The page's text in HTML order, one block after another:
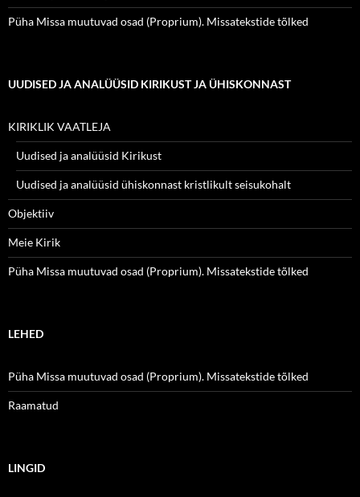
Püha Missa muutuvad osad (Proprium). Missatekstide tõlked
UUDISED JA ANALÜÜSID KIRIKUST JA ÜHISKONNAST
KIRIKLIK VAATLEJA
Uudised ja analüüsid Kirikust
Uudised ja analüüsid ühiskonnast kristlikult seisukohalt
Objektiiv
Meie Kirik
Püha Missa muutuvad osad (Proprium). Missatekstide tõlked
LEHED
Püha Missa muutuvad osad (Proprium). Missatekstide tõlked
Raamatud
LINGID